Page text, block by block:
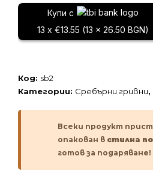
гривна
Купи с
13 x €13.55 (13 x 26.50 BGN)
Код: sb2
Категории: Сребърни гривни,
Всеки продукт
опакован в стилна
готов за подаряване!